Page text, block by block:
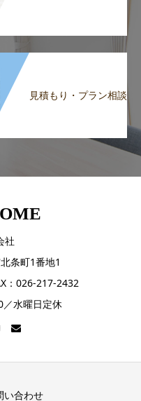
見積もり・プラン相談
社
条町1番地1
：026-217-2432
水曜日定休
い合わせ